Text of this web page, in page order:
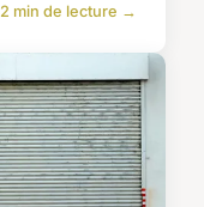
2 min de lecture →